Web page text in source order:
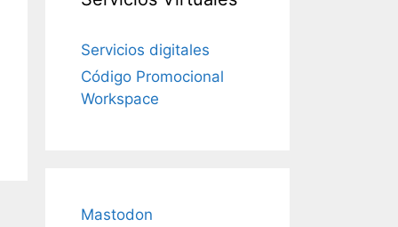
Servicios digitales
Código Promocional
Workspace
Mastodon